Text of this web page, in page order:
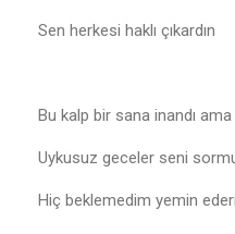
Sen herkesi haklı çıkardın
Bu kalp bir sana inandı ama
Uykusuz geceler seni
Hiç beklemedim yemin